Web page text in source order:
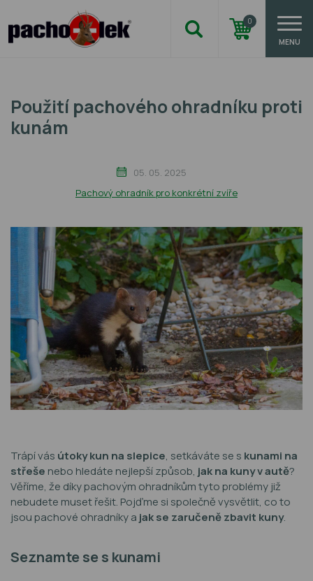
0
MENU
Použití pachového ohradníku proti
kunám
05. 05. 2025
Pachový ohradník pro konkrétní zvíře
Trápí vás útoky kun na slepice, setkáváte se s kunami na
střeše nebo hledáte nejlepší způsob, jak na kuny v autě?
Věříme, že díky pachovým ohradníkům tyto problémy již
nebudete muset řešit. Pojďme si společně vysvětlit, co to
jsou pachové ohradníky a jak se zaručeně zbavit kuny.
Seznamte se s kunami